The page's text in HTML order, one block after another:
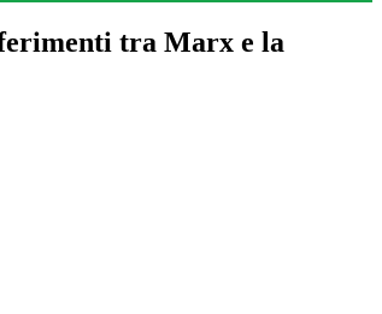
tra Marx e la